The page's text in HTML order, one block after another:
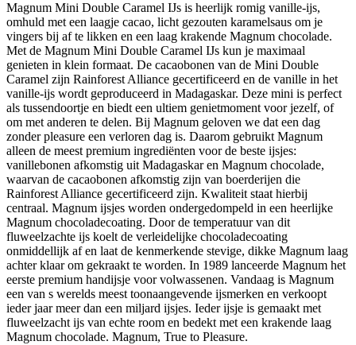
Magnum Mini Double Caramel IJs is heerlijk romig vanille-ijs,
omhuld met een laagje cacao, licht gezouten karamelsaus om je
vingers bij af te likken en een laag krakende Magnum chocolade.
Met de Magnum Mini Double Caramel IJs kun je maximaal
genieten in klein formaat. De cacaobonen van de Mini Double
Caramel zijn Rainforest Alliance gecertificeerd en de vanille in het
vanille-ijs wordt geproduceerd in Madagaskar. Deze mini is perfect
als tussendoortje en biedt een ultiem genietmoment voor jezelf, of
om met anderen te delen. Bij Magnum geloven we dat een dag
zonder pleasure een verloren dag is. Daarom gebruikt Magnum
alleen de meest premium ingrediënten voor de beste ijsjes:
vanillebonen afkomstig uit Madagaskar en Magnum chocolade,
waarvan de cacaobonen afkomstig zijn van boerderijen die
Rainforest Alliance gecertificeerd zijn. Kwaliteit staat hierbij
centraal. Magnum ijsjes worden ondergedompeld in een heerlijke
Magnum chocoladecoating. Door de temperatuur van dit
fluweelzachte ijs koelt de verleidelijke chocoladecoating
onmiddellijk af en laat de kenmerkende stevige, dikke Magnum laag
achter klaar om gekraakt te worden. In 1989 lanceerde Magnum het
eerste premium handijsje voor volwassenen. Vandaag is Magnum
een van s werelds meest toonaangevende ijsmerken en verkoopt
ieder jaar meer dan een miljard ijsjes. Ieder ijsje is gemaakt met
fluweelzacht ijs van echte room en bedekt met een krakende laag
Magnum chocolade. Magnum, True to Pleasure.